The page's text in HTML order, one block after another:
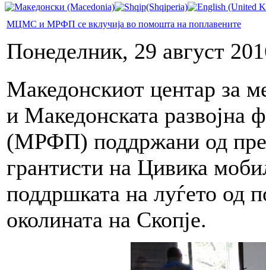
МЦМС и МРФП се вклучија во помошта на поплавените
Понеделник, 29 август
Македонскиот центар за
и Македонската развојна
(МРФП) поддржани од
грантисти на Цивика
поддршката на луѓето од
околината на Скопје.